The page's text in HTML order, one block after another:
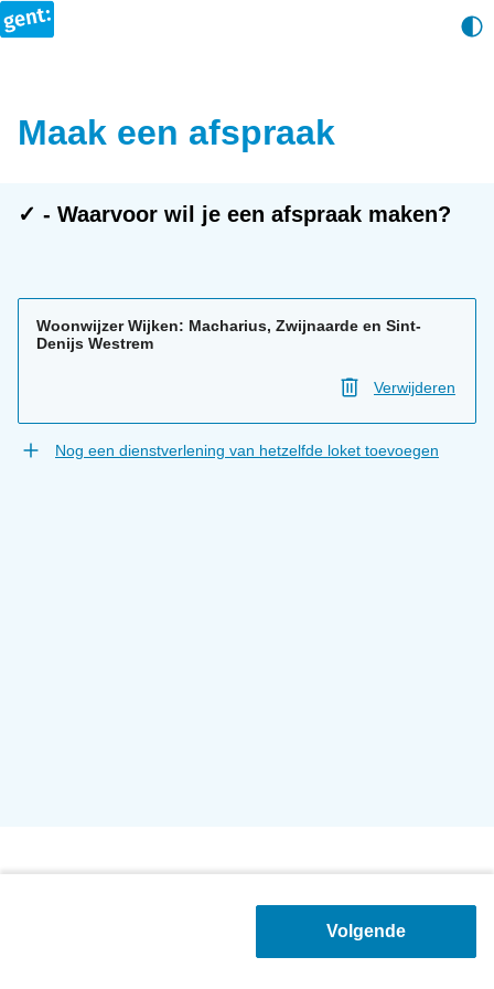
Maak een afspraak
✓ - Waarvoor wil je een afspraak maken?
Woonwijzer Wijken: Macharius, Zwijnaarde en Sint-
Denijs Westrem
Verwijderen
Nog een dienstverlening van hetzelfde loket toevoegen
Volgende